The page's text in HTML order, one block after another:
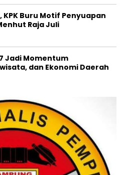
Buru Motif Penyuapan
Raja Juli
Jadi Momentum
dan Ekonomi Daerah